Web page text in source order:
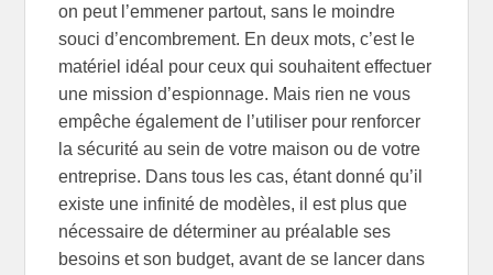
on peut l’emmener partout, sans le moindre
souci d’encombrement. En deux mots, c’est le
matériel idéal pour ceux qui souhaitent effectuer
une mission d’espionnage. Mais rien ne vous
empêche également de l’utiliser pour renforcer
la sécurité au sein de votre maison ou de votre
entreprise. Dans tous les cas, étant donné qu’il
existe une infinité de modèles, il est plus que
nécessaire de déterminer au préalable ses
besoins et son budget, avant de se lancer dans